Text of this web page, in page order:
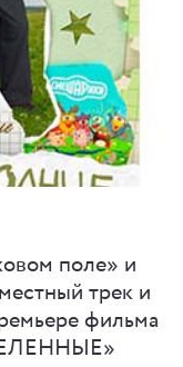
поле» и
трек и
фильма